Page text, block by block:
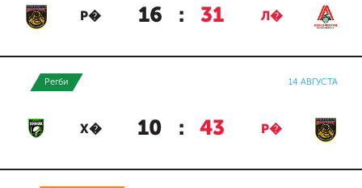
Р� 16 : 31 Л�
Регби 14 АВГУСТА
Х� 10 : 43 Р�